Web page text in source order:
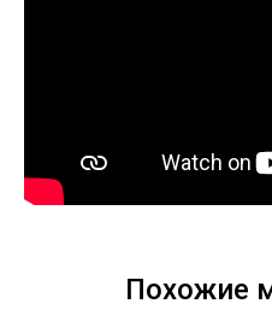
Похожие